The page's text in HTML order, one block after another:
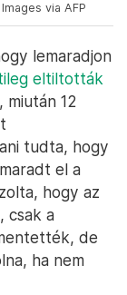
via AFP
lemaradjon
eltiltották
, miután 12
tudta, hogy
el a
hogy az
csak a
de
ha nem